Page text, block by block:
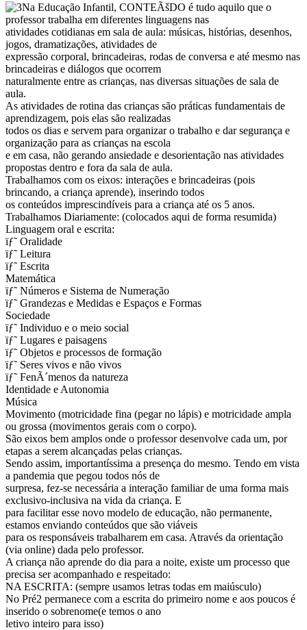
Na Educação Infantil, CONTEÃšDO é tudo aquilo que o
professor trabalha em diferentes linguagens nas
atividades cotidianas em sala de aula: músicas, histórias, desenhos,
jogos, dramatizações, atividades de
expressão corporal, brincadeiras, rodas de conversa e até mesmo nas
brincadeiras e diálogos que ocorrem
naturalmente entre as crianças, nas diversas situações de sala de
aula.
As atividades de rotina das crianças são práticas fundamentais de
aprendizagem, pois elas são realizadas
todos os dias e servem para organizar o trabalho e dar segurança e
organização para as crianças na escola
e em casa, não gerando ansiedade e desorientação nas atividades
propostas dentro e fora da sala de aula.
Trabalhamos com os eixos: interações e brincadeiras (pois
brincando, a criança aprende), inserindo todos
os conteúdos imprescindíveis para a criança até os 5 anos.
Trabalhamos Diariamente: (colocados aqui de forma resumida)
Linguagem oral e escrita:
ïƒ˜ Oralidade
ïƒ˜ Leitura
ïƒ˜ Escrita
Matemática
ïƒ˜ Números e Sistema de Numeração
ïƒ˜ Grandezas e Medidas e Espaços e Formas
Sociedade
ïƒ˜ Individuo e o meio social
ïƒ˜ Lugares e paisagens
ïƒ˜ Objetos e processos de formação
ïƒ˜ Seres vivos e não vivos
ïƒ˜ FenÃ´menos da natureza
Identidade e Autonomia
Música
Movimento (motricidade fina (pegar no lápis) e motricidade ampla
ou grossa (movimentos gerais com o corpo).
São eixos bem amplos onde o professor desenvolve cada um, por
etapas a serem alcançadas pelas crianças.
Sendo assim, importantíssima a presença do mesmo. Tendo em vista
a pandemia que pegou todos nós de
surpresa, fez-se necessária a interação familiar de uma forma mais
exclusivo-inclusiva na vida da criança. E
para facilitar esse novo modelo de educação, não permanente,
estamos enviando conteúdos que são viáveis
para os responsáveis trabalharem em casa. Através da orientação
(via online) dada pelo professor.
A criança não aprende do dia para a noite, existe um processo que
precisa ser acompanhado e respeitado:
NA ESCRITA: (sempre usamos letras todas em maiúsculo)
No Pré2 permanece com a escrita do primeiro nome e aos poucos é
inserido o sobrenome(e temos o ano
letivo inteiro para isso)